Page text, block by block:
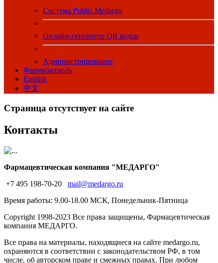
Система Public.Medargo
Онлайн-генератор QR кодов
Администрирование
Фармконтроль
English
中文
Страница отсутствует на сайте
Контакты
Фармацевтическая компания "МЕДАРГО"
+7 495 198-70-20
mail@medargo.ru
Время работы: 9.00-18.00 МСК, Понедельник-Пятница
Copyright 1998-2023 Все права защищены, Фармацевтическая
компания МЕДАРГО.
Все права на материалы, находящиеся на сайте medargo.ru,
охраняются в соответствии с законодательством РФ, в том
числе, об авторском праве и смежных правах. При любом